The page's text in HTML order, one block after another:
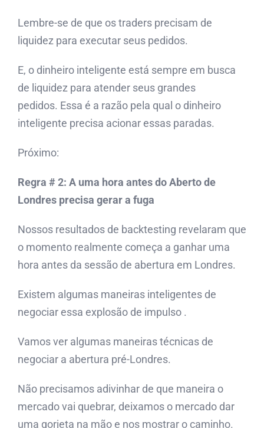
Lembre-se de que os traders precisam de
liquidez para executar seus pedidos.
E, o dinheiro inteligente está sempre em busca
de liquidez para atender seus grandes
pedidos. Essa é a razão pela qual o dinheiro
inteligente precisa acionar essas paradas.
Próximo:
Regra # 2: A uma hora antes do Aberto de
Londres precisa gerar a fuga
Nossos resultados de backtesting revelaram que
o momento realmente começa a ganhar uma
hora antes da sessão de abertura em Londres.
Existem algumas maneiras inteligentes de
negociar essa explosão de impulso .
Vamos ver algumas maneiras técnicas de
negociar a abertura pré-Londres.
Não precisamos adivinhar de que maneira o
mercado vai quebrar, deixamos o mercado dar
uma gorjeta na mão e nos mostrar o caminho.